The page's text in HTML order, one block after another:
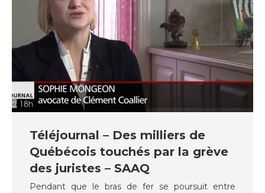
Téléjournal – Des milliers de
Québécois touchés par la grève
des juristes – SAAQ
Pendant que le bras de fer se poursuit entre